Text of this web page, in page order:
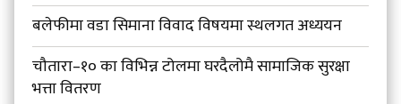
बलेफीमा वडा सिमाना विवाद विषयमा स्थलगत अध्ययन
चौतारा–१० का विभिन्न टोलमा घरदैलोमै सामाजिक सुरक्षा
भत्ता वितरण